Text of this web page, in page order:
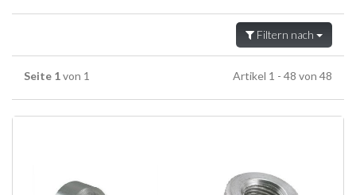
Filtern nach
Seite 1von 1 Artikel 1 - 48 von 48